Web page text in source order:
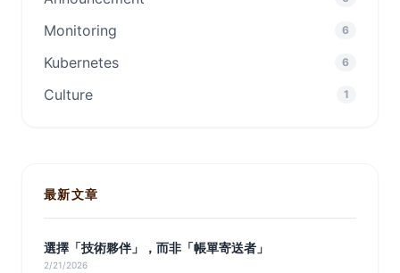
Monitoring 6
Kubernetes 6
Culture 1
最新文章
選擇「技術夥伴」，而非「帳單寄送者」
2/21/2026